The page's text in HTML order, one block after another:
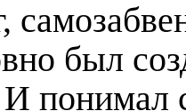
был
понимал